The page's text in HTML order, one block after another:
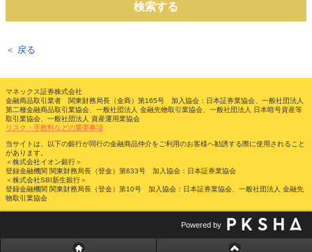
検索する
＜ 戻る
マネックス証券株式会社
金融商品取引業者 関東財務局長（金商）第165号 加入協会：日本証券業協会、一般社団法人
第二種金融商品取引業協会、一般社団法人 金融先物取引業協会、一般社団法人 日本暗号資産等
取引業協会、一般社団法人 資産運用業協会
リスク・手数料などの重要事項
当サイトは、以下の銀行が同行の金融商品仲介をご利用のお客様へ勧誘する際に使用されること
があります。
＜株式会社イオン銀行＞
登録金融機関 関東財務局長（登金）第633号 加入協会：日本証券業協会
＜株式会社SBI新生銀行＞
登録金融機関 関東財務局長（登金）第10号 加入協会：日本証券業協会、一般社団法人 金融先
物取引業協会
Powered by